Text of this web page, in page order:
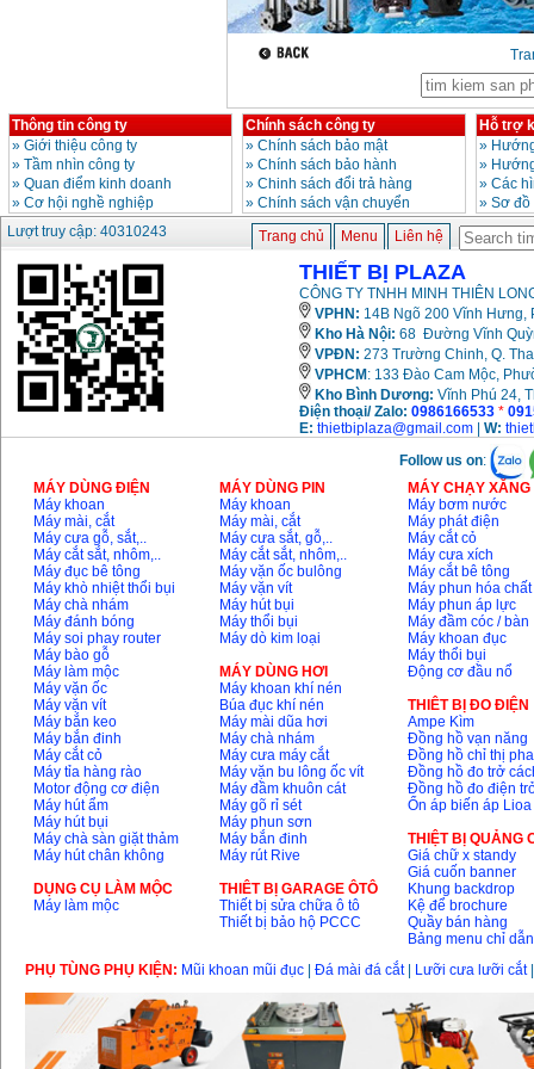
GSB 16RE (750W)
Giá: 1850000
Động cơ xăng Honda
GX160 (5.5HP)
Giá:7200000VND
Máy mài 100mm
Makita 9553B (710W)
Giá:1296000
Thông tin công ty
» Giới thiệu công ty
» Tầm nhìn công ty
» Quan điểm kinh doanh
» Cơ hội nghề nghiệp
Chính sách công ty
» Chính sách bảo mật
» Chính sách bảo hành
» Chinh sách đổi trả hàng
» Chính sách vận chuyển
Hỗ trợ
»
»
» Các
» Sơ
Lượt truy cập: 40310243
Trang chủ Menu Liên hệ
THIẾT BỊ PLAZA
CÔNG TY TNHH MINH THIÊN
VPHN: 14B Ngõ 200 Vĩnh Hưng,
Kho Hà Nội: 68 Đường Vĩnh
VPĐN: 273 Trường Chinh, Q.
VPHCM : 133 Đào Cam Mộc,
Kho Bình Dương: Vĩnh Phú 24,
Điện thoại/ Zalo: 0986166533 *
E: thietbiplaza@gmail.com W:
Follow us on:
MÁY DÙNG ĐIỆN
Máy khoan
Máy mài, cắt
Máy cưa gỗ, sắt,..
Máy cắt sắt, nhôm,..
Máy đục bê tông
Máy khò nhiệt thổi bụi
Máy chà nhám
Máy đánh bóng
Máy soi phay router
Máy bào gỗ
Máy làm mộc
Máy vặn ốc
Máy vặn vít
Máy bắn keo
Máy bắn đinh
Máy cắt cỏ
Máy tỉa hàng rào
Motor động cơ điện
Máy hút ẩm
Máy hút bụi
Máy chà sàn giặt thảm
Máy hút chân không
DỤNG CỤ LÀM MỘC
Máy làm mộc
MÁY DÙNG PIN
Máy khoan
Máy mài, cắt
Máy cưa sắt, gỗ,..
Máy cắt sắt, nhôm,..
Máy vặn ốc bulông
Máy vặn vít
Máy hút bụi
Máy thổi bụi
Máy dò kim loại
MÁY DÙNG HƠI
Máy khoan khí nén
Búa đục khí nén
Máy mài dũa hơi
Máy chà nhám
Máy cưa máy cắt
Máy vặn bu lông ốc vít
Máy đầm khuôn cát
Máy gõ rỉ sét
Máy phun sơn
Máy bắn đinh
Máy rút Rive
THIÊT BỊ GARAGE ÔTÔ
Thiết bị sửa chữa ô tô
Thiết bị bảo hộ PCCC
MÁY CHẠY
Máy bơm nước
Máy phát điện
Máy cắt cỏ
Máy cưa xích
Máy cắt bê tông
Máy phun hóa chất
Máy phun áp lực
Máy đầm cóc / bàn
Máy khoan đục
Máy thổi bụi
Động cơ đầu nổ
THIÊT BỊ ĐO ĐIỆN
Ampe Kìm
Đồng hồ vạn năng
Đồng hồ chỉ thị pha
Đồng hồ đo trở
Đồng hồ đo điện
Ổn áp biến áp Lioa
THIỆT BỊ QUẢNG
Giá chữ x standy
Giá cuốn banner
Khung backdrop
Kệ để brochure
Quầy bán hàng
Bảng menu chỉ dẫn
PHỤ TÙNG PHỤ KIỆN: Mũi khoan mũi đục Đá mài đá cắt| Lưỡi cưa lưỡi cắt